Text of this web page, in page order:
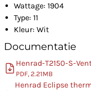
Wattage: 1904
Type: 11
Kleur: Wit
Documentatie
Henrad-T2150-S-
PDF, 2.21MB
Henrad Eclipse